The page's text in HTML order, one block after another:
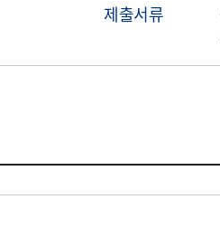
제출서류